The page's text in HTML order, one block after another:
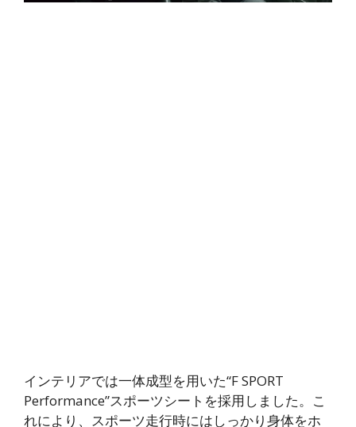
インテリアでは一体成型を用いた“F SPORT
Performance”スポーツシートを採用しました。こ
れにより、スポーツ走行時にはしっかり身体をホ